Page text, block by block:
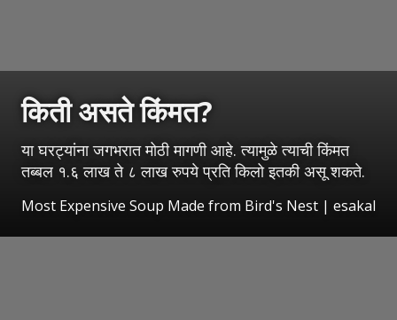
किती असते किंमत?
या घरट्यांना जगभरात मोठी मागणी आहे. त्यामुळे त्याची किंमत
तब्बल १.६ लाख ते ८ लाख रुपये प्रति किलो इतकी असू शकते.
Most Expensive Soup Made from Bird's Nest | esakal